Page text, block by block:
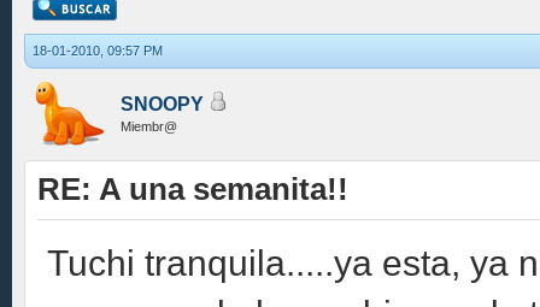
18-01-2010, 09:57 PM
SNOOPY
Miembr@
RE: A una semanita!!
Tuchi tranquila.....ya esta, ya